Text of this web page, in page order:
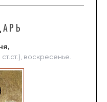
воскресенье.